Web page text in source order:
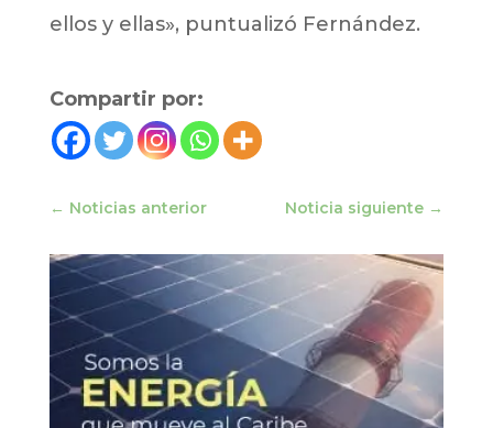
ellos y ellas», puntualizó Fernández.
Compartir por:
← Noticias anterior Noticia siguiente →